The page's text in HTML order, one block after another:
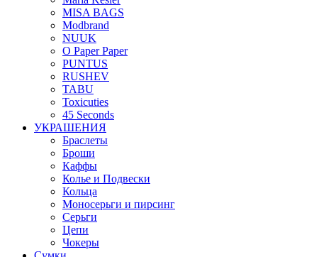
MISA BAGS
Modbrand
NUUK
O Paper Paper
PUNTUS
RUSHEV
TABU
Toxicuties
45 Seconds
УКРАШЕНИЯ
Браслеты
Броши
Каффы
Колье и Подвески
Кольца
Моносерьги и пирсинг
Серьги
Цепи
Чокеры